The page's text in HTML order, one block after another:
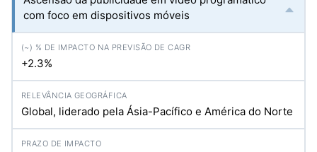
com foco em dispositivos móveis
+2.3%
Global, liderado pela Ásia-Pacífico e América do Norte